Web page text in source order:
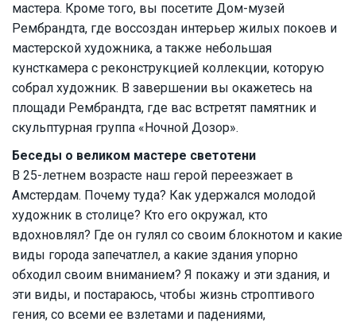
мастера. Кроме того, вы посетите Дом-музей
Рембрандта, где воссоздан интерьер жилых покоев и
мастерской художника, а также небольшая
кунсткамера с реконструкцией коллекции, которую
собрал художник. В завершении вы окажетесь на
площади Рембрандта, где вас встретят памятник и
скульптурная группа «Ночной Дозор».
Беседы о великом мастере светотени
В 25-летнем возрасте наш герой переезжает в
Амстердам. Почему туда? Как удержался молодой
художник в столице? Кто его окружал, кто
вдохновлял? Где он гулял со своим блокнотом и какие
виды города запечатлел, а какие здания упорно
обходил своим вниманием? Я покажу и эти здания, и
эти виды, и постараюсь, чтобы жизнь строптивого
гения, со всеми ее взлетами и падениями,